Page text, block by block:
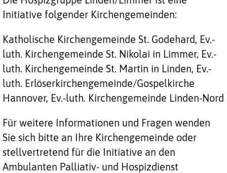
Initiative folgender Kirchengemeinden:
Katholische Kirchengemeinde St. Godehard, Ev.-
luth. Kirchengemeinde St. Nikolai in Limmer, Ev.-
luth. Kirchengemeinde St. Martin in Linden, Ev.-
luth. Erlöserkirchengemeinde/Gospelkirche
Hannover, Ev.-luth. Kirchengemeinde Linden-Nord
Für weitere Informationen und Fragen wenden
Sie sich bitte an Ihre Kirchengemeinde oder
stellvertretend für die Initiative an den
Ambulanten Palliativ- und Hospizdienst